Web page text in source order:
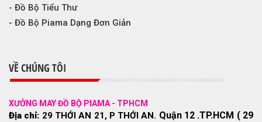
- Đồ Bộ Tiểu Thư
- Đồ Bộ Piama Dạng Đơn Giản
VỀ CHÚNG TÔI
XƯỞNG MAY ĐỒ BỘ PIAMA - TPHCM
Địa chỉ: 29 THỚI AN 21, P THỚI AN. Quận 12 .TP.HCM ( 29